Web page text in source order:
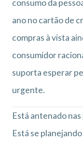
consumo da
ano no cartão de
compras à vista
consumidor
suporta esperar
urgente.
Está antenado
Está se